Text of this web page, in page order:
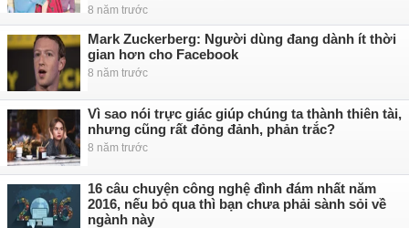
8 năm trước
Mark Zuckerberg: Người dùng đang dành ít thời
gian hơn cho Facebook
8 năm trước
Vì sao nói trực giác giúp chúng ta thành thiên tài,
nhưng cũng rất đỏng đảnh, phản trắc?
8 năm trước
16 câu chuyện công nghệ đình đám nhất năm
2016, nếu bỏ qua thì bạn chưa phải sành sỏi về
ngành này